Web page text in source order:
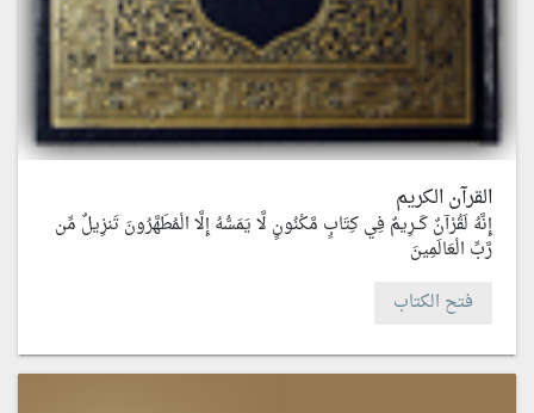
القرآن الكريم
إِنَّهُ لَقُرْآنٌ كَــرِيمٌ فِي كِتَابٍ مَّكْنُونٍ لَّا يَمَسُّهُ إِلَّا الْمُطَهَّرُونَ تَنزِيلٌ مِّن
رَّبِّ الْعَالَمِينَ
فتح الكتاب